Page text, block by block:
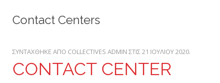
Contact Centers
ΣΥΝΤΆΧΘΗΚΕ ΑΠΌ COLLECTIVES ADMIN ΣΤΙΣ21 ΙΟΥΛΊΟΥ 2020.
CONTACT CENTER